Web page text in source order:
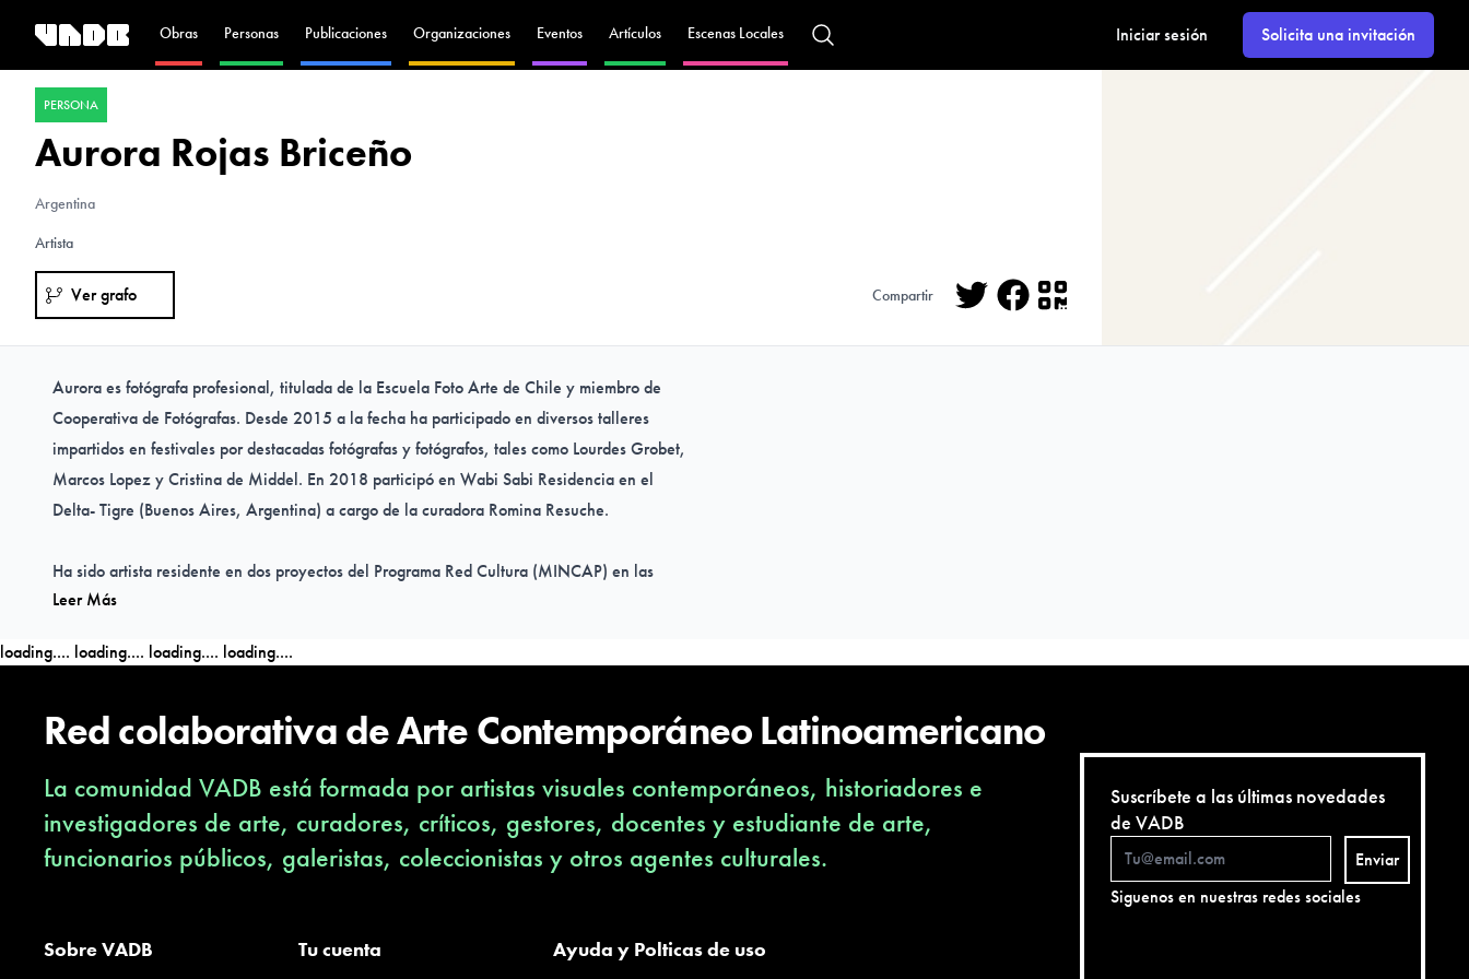
Obras Personas Publicaciones Organizaciones Eventos Artículos Escenas Locales Iniciar sesión Solicita una invitación
PERSONA
Aurora Rojas Briceño
Argentina
Artista
Ver grafo Compartir
Aurora es fotógrafa profesional, titulada de la Escuela Foto Arte de Chile y miembro de
Cooperativa de Fotógrafas. Desde 2015 a la fecha ha participado en diversos talleres
impartidos en festivales por destacadas fotógrafas y fotógrafos, tales como Lourdes Grobet,
Marcos Lopez y Cristina de Middel. En 2018 participó en Wabi Sabi Residencia en el
Delta- Tigre (Buenos Aires, Argentina) a cargo de la curadora Romina Resuche.
Ha sido artista residente en dos proyectos del Programa Red Cultura (MINCAP) en las
regiones de Atacama y O'higgins. Ha realizado talleres de fotografía para la Subdirección
trabaja en Santiago de Chile.
Leer Más
loading.... loading.... loading.... loading....
Red colaborativa de Arte Contemporáneo Latinoamericano
La comunidad VADB está formada por artistas visuales contemporáneos, historiadores e
investigadores de arte, curadores, críticos, gestores, docentes y estudiante de arte,
funcionarios públicos, galeristas, coleccionistas y otros agentes culturales.
Sobre VADB Tu cuenta Ayuda y Polticas de uso
Suscríbete a las últimas novedades
de VADB
Enviar
Siguenos en nuestras redes sociales